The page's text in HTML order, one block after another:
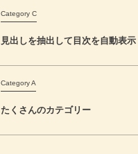
Category C
見出しを抽出して目次を自動表示
Category A
たくさんのカテゴリー